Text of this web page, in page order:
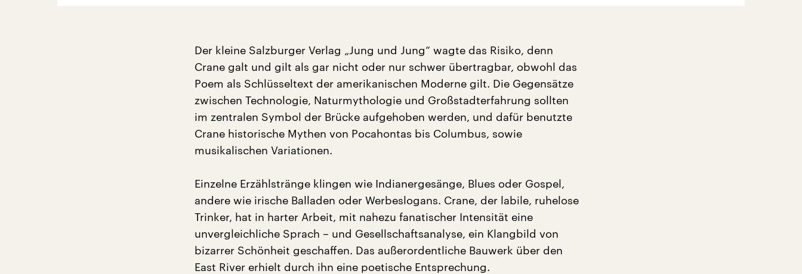
Der kleine Salzburger Verlag „Jung und Jung“ wagte das Risiko, denn
Crane galt und gilt als gar nicht oder nur schwer übertragbar, obwohl das
Poem als Schlüsseltext der amerikanischen Moderne gilt. Die Gegensätze
zwischen Technologie, Naturmythologie und Großstadterfahrung sollten
im zentralen Symbol der Brücke aufgehoben werden, und dafür benutzte
Crane historische Mythen von Pocahontas bis Columbus, sowie
musikalischen Variationen.
Einzelne Erzählstränge klingen wie Indianergesänge, Blues oder Gospel,
andere wie irische Balladen oder Werbeslogans. Crane, der labile, ruhelose
Trinker, hat in harter Arbeit, mit nahezu fanatischer Intensität eine
unvergleichliche Sprach – und Gesellschaftsanalyse, ein Klangbild von
bizarrer Schönheit geschaffen. Das außerordentliche Bauwerk über den
East River erhielt durch ihn eine poetische Entsprechung.